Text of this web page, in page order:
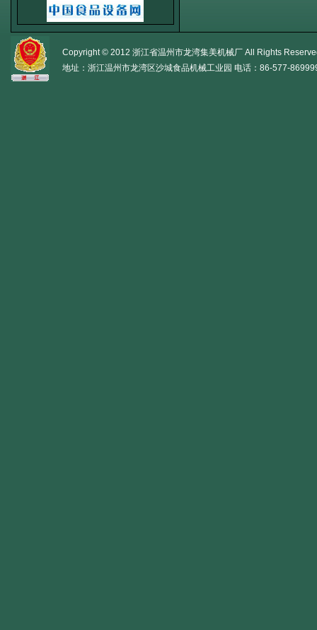
Copyright © 2012 浙江省温州市龙湾集美机械厂 All Rights
地址：浙江温州市龙湾区沙城食品机械工业园 电话：86-577-